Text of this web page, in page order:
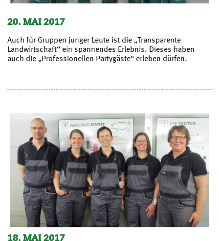
20. MAI 2017
Auch für Gruppen junger Leute ist die „Transparente
Landwirtschaft“ ein spannendes Erlebnis. Dieses haben
auch die „Professionellen Partygäste“ erleben dürfen.
18. MAI 2017